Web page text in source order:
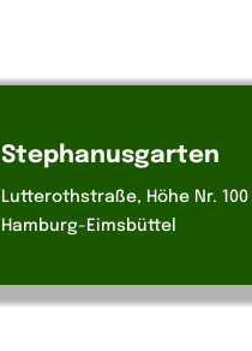
Stephanusgarten
Lutterothstraße, Höhe Nr. 100
Hamburg-Eimsbüttel